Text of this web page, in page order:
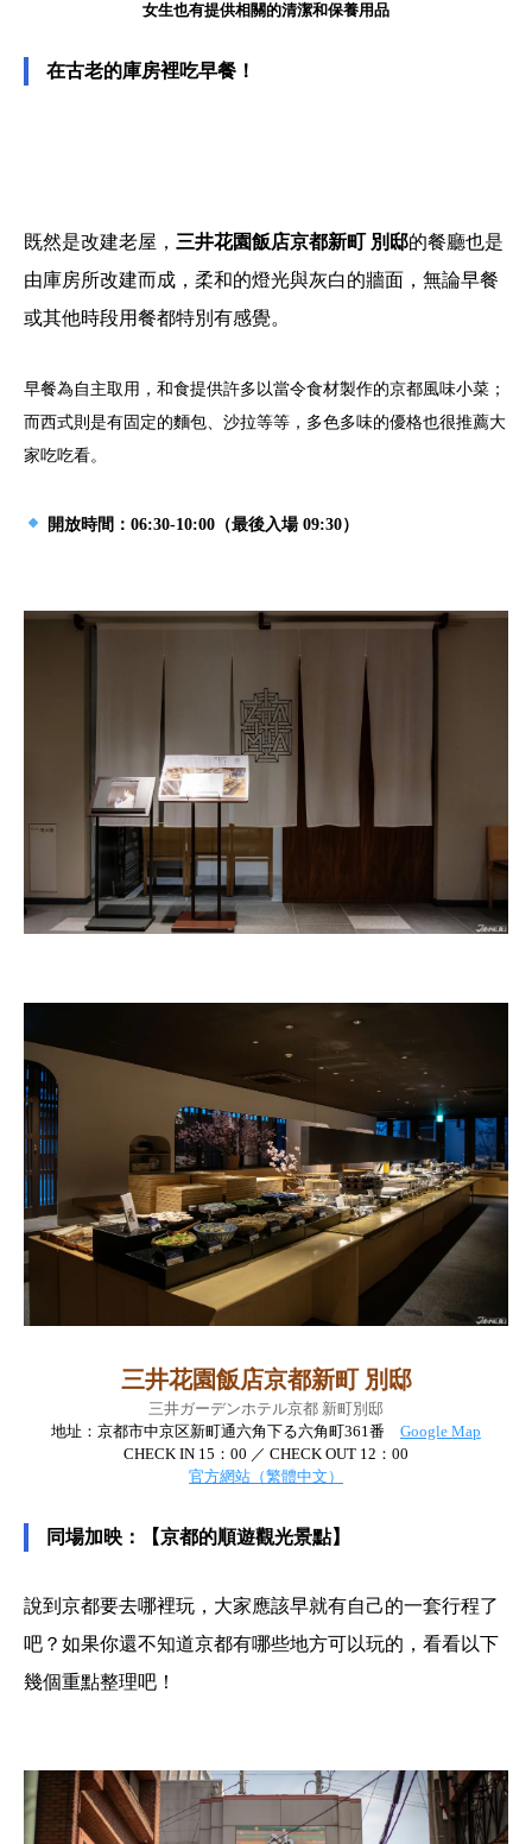
女生也有提供相關的清潔和保養用品
在古老的庫房裡吃早餐！
既然是改建老屋， 三井花園飯店京都新町 別邸的餐廳也是
由庫房所改建而成，柔和的燈光與灰白的牆面，無論早餐
或其他時段用餐都特別有感覺。
早餐為自主取用，和食提供許多以當令食材製作的京都風味小菜；
而西式則是有固定的麵包、沙拉等等，多色多味的優格也很推薦大
家吃吃看。
開放時間：06:30-10:00（最後入場 09:30）
三井花園飯店京都新町 別邸
三井ガーデンホテル京都 新町別邸
地址：京都市中京区新町通六角下る六角町361番 Google Map
CHECK IN 15：00 ／ CHECK OUT 12：00
官方網站（繁體中文）
同場加映：【京都的順遊觀光景點】
說到京都要去哪裡玩，大家應該早就有自己的一套行程了
吧？如果你還不知道京都有哪些地方可以玩的，看看以下
幾個重點整理吧！